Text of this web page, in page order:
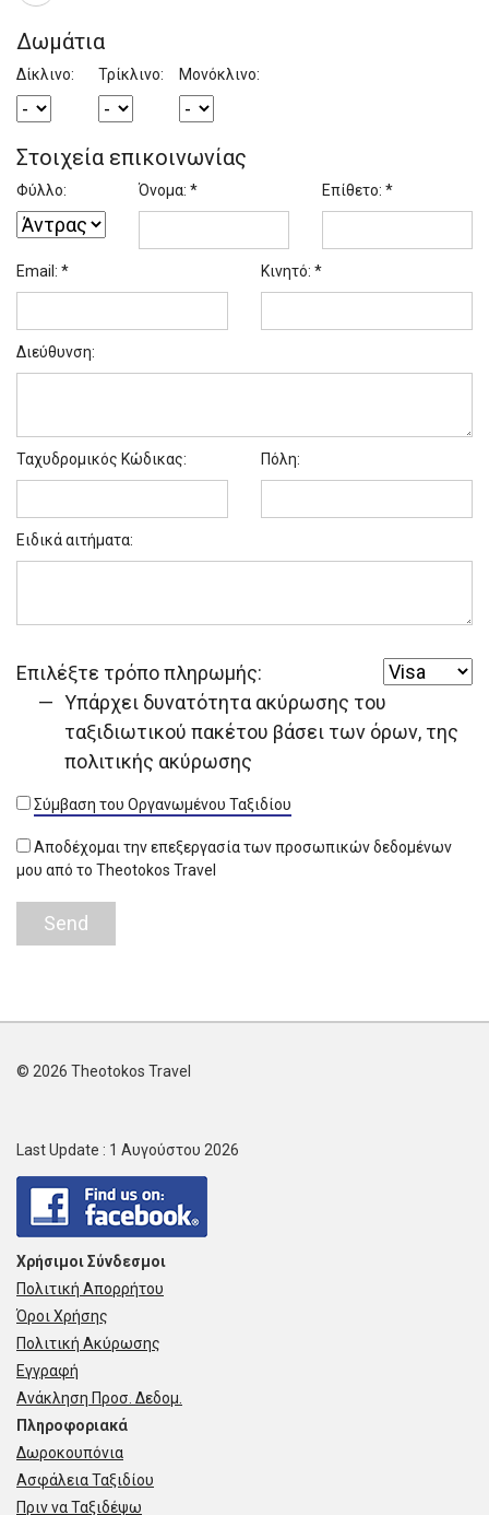
Δωμάτια
Δίκλινο: Τρίκλινο: Μονόκλινο:
Στοιχεία επικοινωνίας
Φύλλο: Όνομα: * Επίθετο: *
Email: * Κινητό: *
Διεύθυνση:
Ταχυδρομικός Κώδικας: Πόλη:
Ειδικά αιτήματα:
Επιλέξτε τρόπο πληρωμής:
Υπάρχει δυνατότητα ακύρωσης του
ταξιδιωτικού πακέτου βάσει των όρων, της
πολιτικής ακύρωσης
Σύμβαση του Οργανωμένου Ταξιδίου
Αποδέχομαι την επεξεργασία των προσωπικών δεδομένων
μου από το Theotokos Travel
© 2026 Theotokos Travel
Last Update : 1 Αυγούστου 2026
Χρήσιμοι Σύνδεσμοι
Πολιτική Απορρήτου
Όροι Χρήσης
Πολιτική Ακύρωσης
Εγγραφή
Ανάκληση Προσ. Δεδομ.
Πληροφοριακά
Δωροκουπόνια
Ασφάλεια Ταξιδίου
Πριν να Ταξιδέψω